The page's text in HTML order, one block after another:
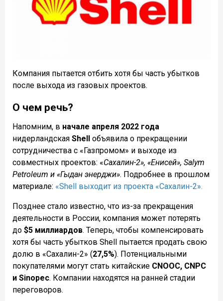
Компания пытается отбить хотя бы часть убытков
после выхода из газовых проектов.
О чем речь?
Напомним, в начале апреля 2022 года
нидерландская Shell объявила о прекращении
сотрудничества с «Газпромом» и выходе из
совместных проектов: «Сахалин-2», «Енисей», Salym
Petroleum и «Гыдан энерджи». Подробнее в прошлом
материале: «Shell выходит из проекта «Сахалин-2».
Позднее стало известно, что из-за прекращения
деятельности в России, компания может потерять
до $5 миллиардов. Теперь, чтобы компенсировать
хотя бы часть убытков Shell пытается продать свою
долю в «Сахалин-2» (27,5%). Потенциальными
покупателями могут стать китайские CNOOC, CNPC
и Sinopec. Компании находятся на ранней стадии
переговоров.